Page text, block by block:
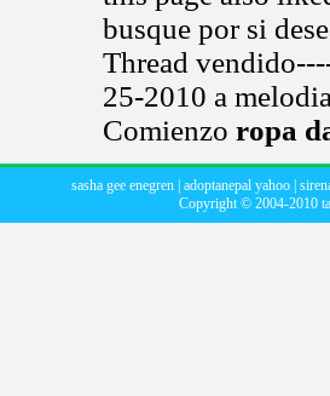
busque por si
Thread
25-2010 a
Comienzo ropa
sasha gee enegren| adoptanepal yahoo|
Copyright © 2004-2010